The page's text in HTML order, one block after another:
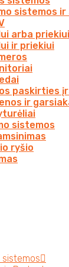
sistemos
arba priekiui
ir priekiui
paskirties
ir
sistemos
ryšio
sistemos